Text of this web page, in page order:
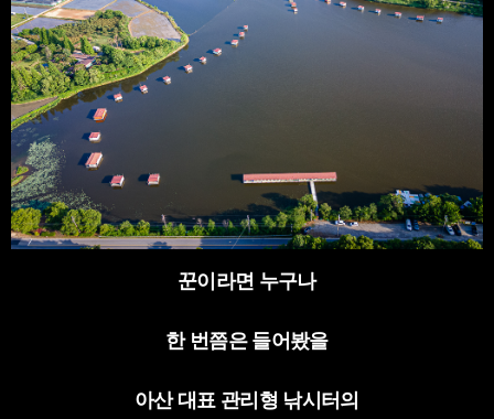
꾼이라면 누구나
한 번쯤은 들어봤을
아산 대표 관리형 낚시터의